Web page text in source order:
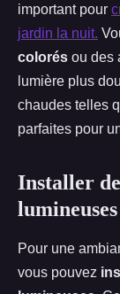
important pour
jardin la nuit.
colorés ou des
lumière plus
chaudes telles
parfaites pour
Installer
lumineuses
Pour une
vous pouvez